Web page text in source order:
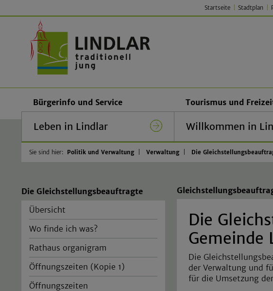
Startseite Stadtplan
Bürgerinfo und Service
Leben in Lindlar
Tourismus und
Willkommen in
Sie sind hier: Politik und Verwaltung Verwaltung Die
Die Gleichstellungsbeauftragte
Übersicht
Wo finde ich was?
Rathaus organigram
Öffnungszeiten (Kopie 1)
Öffnungszeiten
Die
Gemeinde
Die
der Verwaltung und
für die Umsetzung